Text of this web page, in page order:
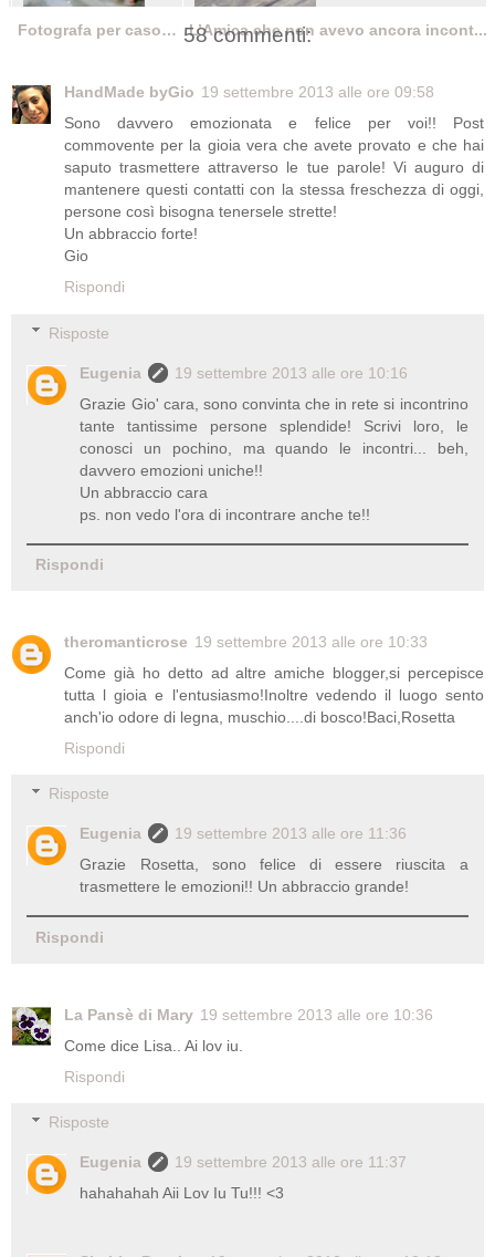
Fotografa per caso… L’Amica che non avevo ancora incont...
58 commenti:
HandMade byGio 19 settembre 2013 alle ore 09:58
Sono davvero emozionata e felice per voi!! Post
commovente per la gioia vera che avete provato e che hai
saputo trasmettere attraverso le tue parole! Vi auguro di
mantenere questi contatti con la stessa freschezza di oggi,
persone così bisogna tenersele strette!
Un abbraccio forte!
Gio
Rispondi
Risposte
Eugenia
19 settembre 2013 alle ore 10:16
Grazie Gio' cara, sono convinta che in rete si incontrino
tante tantissime persone splendide! Scrivi loro, le
conosci un pochino, ma quando le incontri... beh,
davvero emozioni uniche!!
Un abbraccio cara
ps. non vedo l'ora di incontrare anche te!!
Rispondi
theromanticrose 19 settembre 2013 alle ore 10:33
Come già ho detto ad altre amiche blogger,si percepisce
tutta l gioia e l'entusiasmo!Inoltre vedendo il luogo sento
anch'io odore di legna, muschio....di bosco!Baci,Rosetta
Rispondi
Risposte
Eugenia
19 settembre 2013 alle ore 11:36
Grazie Rosetta, sono felice di essere riuscita a
trasmettere le emozioni!! Un abbraccio grande!
Rispondi
La Pansè di Mary 19 settembre 2013 alle ore 10:36
Come dice Lisa.. Ai lov iu.
Rispondi
Risposte
Eugenia
19 settembre 2013 alle ore 11:37
hahahahah Aii Lov Iu Tu!!! <3